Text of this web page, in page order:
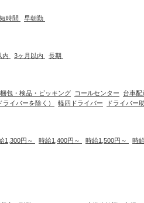
短時間 早朝勤
内 3ヶ月以内 長期
梱包・検品・ピッキング コールセンター 台車配
ライバーを除く）
軽四ドライバー ドライバー
1,300円～ 時給1,400円～ 時給1,500円～ 時